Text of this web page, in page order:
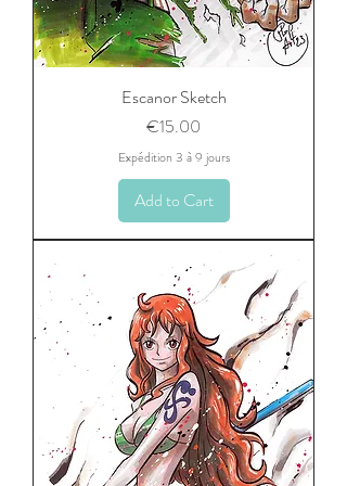
Escanor Sketch
Price
€15.00
Expédition 3 à 9 jours
Add to Cart